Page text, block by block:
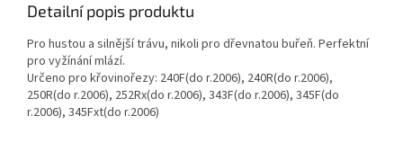
Detailní popis produktu
Pro hustou a silnější trávu, nikoli pro dřevnatou buřeň. Perfektní
pro vyžínání mlází.
Určeno pro křovinořezy: 240F(do r.2006), 240R(do r.2006),
250R(do r.2006), 252Rx(do r.2006), 343F(do r.2006), 345F(do
r.2006), 345Fxt(do r.2006)